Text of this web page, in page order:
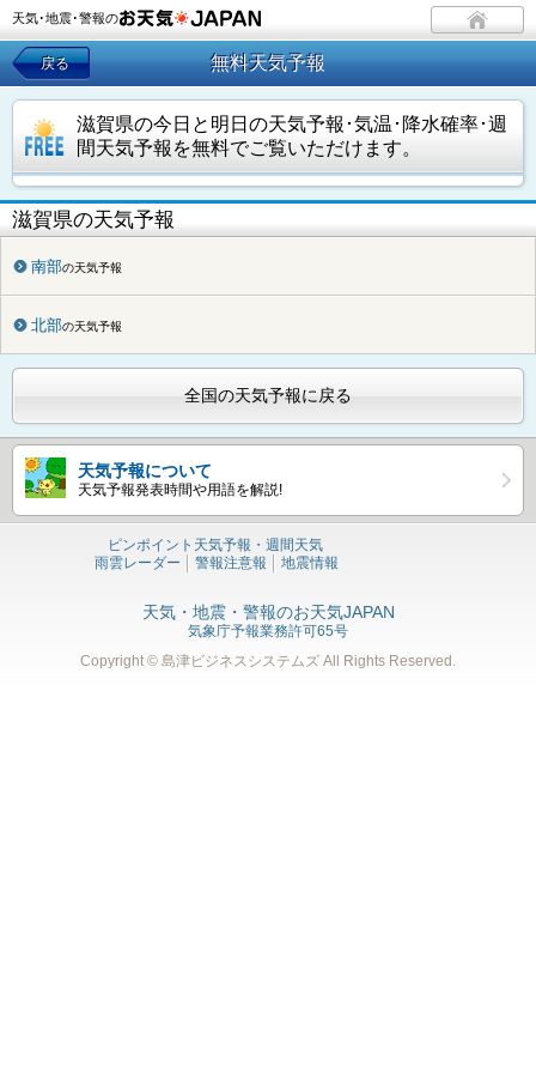
天気･地震･警報の
戻る 無料天気予報
滋賀県の今日と明日の天気予報･気温･降水確率･週
間天気予報を無料でご覧いただけます。
滋賀県の天気予報
南部の天気予報
北部の天気予報
全国の天気予報に戻る
天気予報について
天気予報発表時間や用語を解説!
ピンポイント天気予報・週間天気
雨雲レーダー
警報注意報 地震情報
天気・地震・警報のお天気JAPAN
気象庁予報業務許可65号
Copyright © 島津ビジネスシステムズ All Rights Reserved.